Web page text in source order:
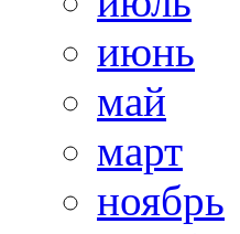
июнь
май
март
ноябрь